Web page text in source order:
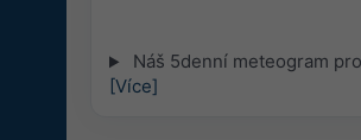
Náš 5denní meteogram
[Více]